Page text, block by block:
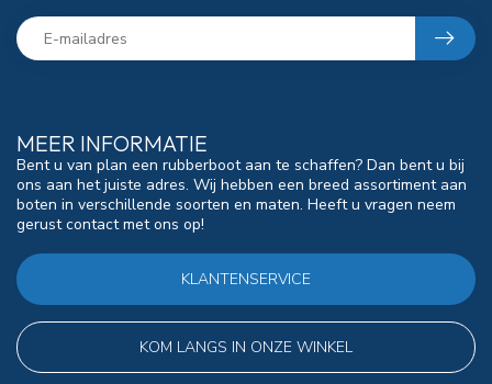
MEER INFORMATIE
Bent u van plan een rubberboot aan te schaffen? Dan bent u bij
ons aan het juiste adres. Wij hebben een breed assortiment aan
boten in verschillende soorten en maten. Heeft u vragen neem
gerust contact met ons op!
KLANTENSERVICE
KOM LANGS IN ONZE WINKEL